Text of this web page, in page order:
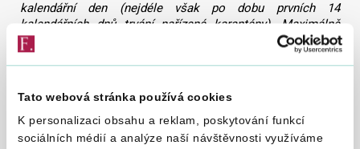
Tato webová stránka používá cookies
K personalizaci obsahu a reklam, poskytování funkcí
sociálních médií a analýze naší návštěvnosti využíváme
kalendářní den (nejdéle však po dobu prvních 14
kalendářních dnů trvání nařízené karantény). Maximálně
výše příspěvku je 370 Kč. Výše dávky je limitována tak, že
může dosáhnout spolu s náhradou příjmu maximálně 90 %